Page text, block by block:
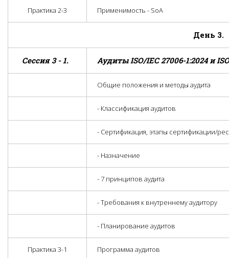
Практика 2-3 Применимость - SoA
День 3.
Сессия 3 - 1. Аудиты ISO/IEC 27006-1:2024 иISO
Общие положения и методы аудита
- Классификация аудитов
- Сертификация, этапы сертификации/
- Назначение
- 7 принципов аудита
- Требования к внутреннему аудитору
- Планирование аудитов
Практика 3-1 Программа аудитов